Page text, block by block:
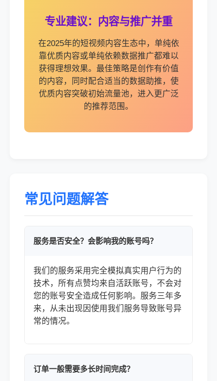
专业建议：内容与推广并重
在2025年的短视频内容生态中，单纯依
靠优质内容或单纯依赖数据推广都难以
获得理想效果。最佳策略是创作有价值
的内容，同时配合适当的数据助推，使
优质内容突破初始流量池，进入更广泛
的推荐范围。
常见问题解答
服务是否安全？会影响我的账号吗？
我们的服务采用完全模拟真实用户行为的
技术，所有点赞均来自活跃账号，不会对
您的账号安全造成任何影响。服务三年多
来，从未出现因使用我们服务导致账号异
常的情况。
订单一般需要多长时间完成？